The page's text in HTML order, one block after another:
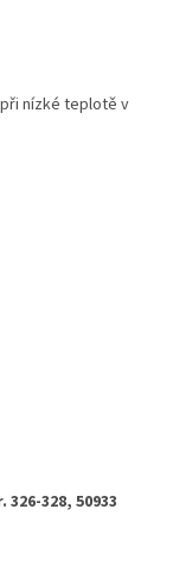
nízké teplotě v
328, 50933